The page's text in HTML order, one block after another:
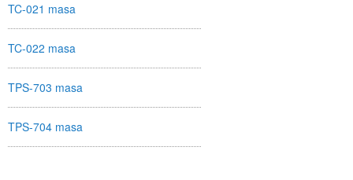
TC-021 masa
TC-022 masa
TPS-703 masa
TPS-704 masa